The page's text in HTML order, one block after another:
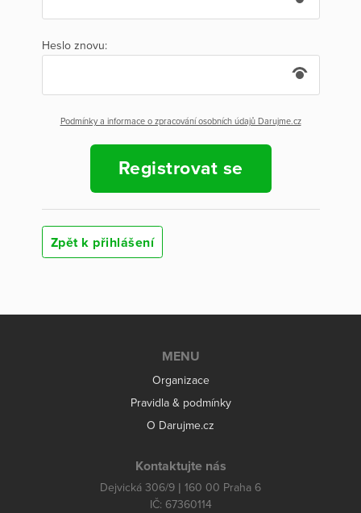
Heslo znovu:
Podmínky a informace o zpracování osobních údajů Darujme.cz
Registrovat se
Zpět k přihlášení
MENU
Organizace
Pravidla & podmínky
O Darujme.cz
Kontaktujte nás
Dejvická 306/9 | 160 00 Praha 6
IČ: 67360114